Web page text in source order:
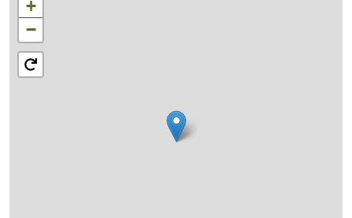
+
−